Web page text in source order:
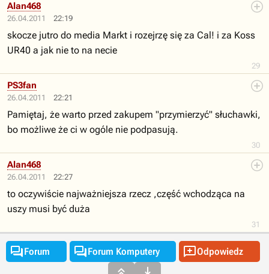
26.04.2011 22:19
29
Alan468
skocze jutro do media Markt i rozejrzę się za Cal! i za Koss
UR40 a jak nie to na necie
26.04.2011 22:21
30
PS3fan
Pamiętaj, że warto przed zakupem "przymierzyć" słuchawki,
bo możliwe że ci w ogóle nie podpasują.
26.04.2011 22:27
31
Alan468
to oczywiście najważniejsza rzecz ,część wchodząca na
uszy musi być duża
Forum Forum Komputery Odpowiedz